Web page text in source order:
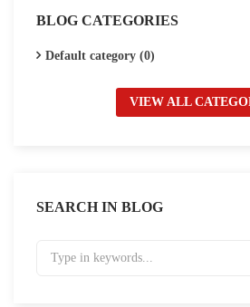
BLOG CATEGORIES
Default category (0)
VIEW ALL
SEARCH IN BLOG